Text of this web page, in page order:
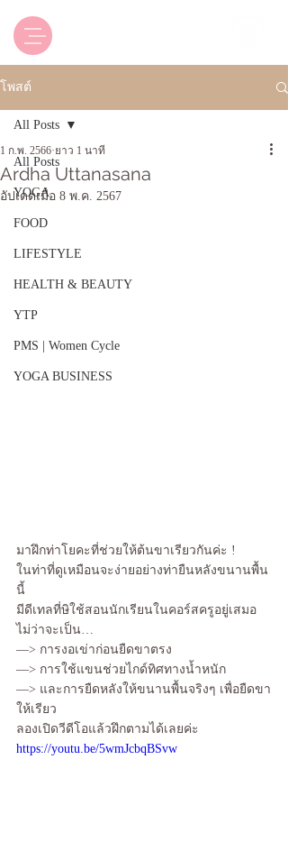
โพสต์
All Posts
YOGA
FOOD
LIFESTYLE
HEALTH & BEAUTY
YTP
PMS | Women Cycle
YOGA BUSINESS
All Posts
Ardha Uttanasana
1 ก.พ. 2566 ยาว 1 นาที
อัปเดตเมื่อ 8 พ.ค. 2567
มาฝึกท่าโยคะที่ช่วยให้ต้นขาเรียวกันค่ะ !
ในท่าที่ดูเหมือนจะง่ายอย่างท่ายืนหลังขนานพื้น
นี้
มีดีเทลที่ษิใช้สอนนักเรียนในคอร์สครูอยู่เสมอ
ไม่ว่าจะเป็น…
—> การงอเข่าก่อนยืดขาตรง
—> การใช้แขนช่วยไกด์ทิศทางน้ำหนัก
—> และการยืดหลังให้ขนานพื้นจริงๆ เพื่อยืดขา
ให้เรียว
ลองเปิดวีดีโอแล้วฝึกตามได้เลยค่ะ
https://youtu.be/5wmJcbqBSvw